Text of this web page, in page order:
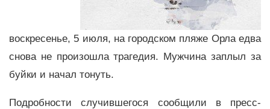
воскресенье, 5 июля, на городском пляже Орла едва
снова не произошла трагедия. Мужчина заплыл за
буйки и начал тонуть.
Подробности случившегося сообщили в пресс-